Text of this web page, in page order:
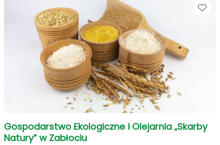
Gospodarstwo Ekologiczne i Olejarnia „Skarby
Natury” w Zabłociu